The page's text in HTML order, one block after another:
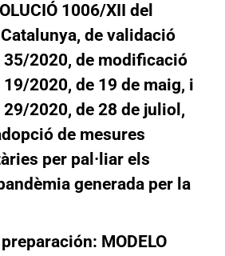
1006/XII del
de validació
2020, de modificació
2020, de 19 de maig, i
2020, de 28 de juliol,
de mesures
per pal·liar els
generada per la
MODELO